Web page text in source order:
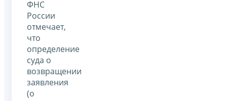
ФНС
России
отмечает,
что
определение
суда о
возвращении
заявления
(о